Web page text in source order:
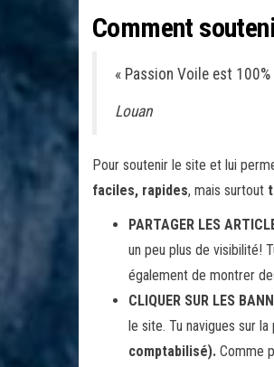
Comment
« Passion Voile est
Louan
Pour soutenir le site et lui
faciles, rapides, mais surtout
PARTAGER LES
un peu plus de visibilité!
également de montrer
CLIQUER SUR LES
le site. Tu navigues sur la
comptabilisé). Comme